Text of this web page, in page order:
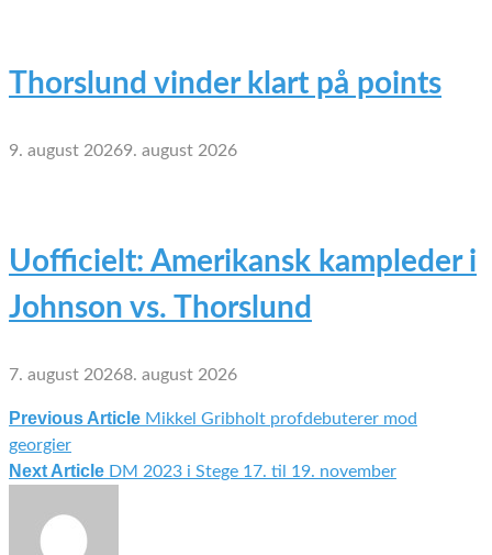
Thorslund vinder klart på points
9. august 20269. august 2026
Uofficielt: Amerikansk kampleder i
Johnson vs. Thorslund
7. august 20268. august 2026
Indlægsnavigation
Previous Article Mikkel Gribholt profdebuterer mod
georgier
Next Article DM 2023 i Stege 17. til 19. november